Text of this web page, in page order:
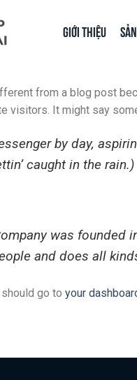
Giới thiệu
from a blog post
visitors. It might say
by day,
caught in the rain.)
was founded
and does all
go to your